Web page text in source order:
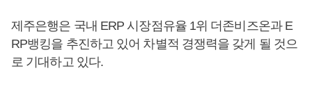
제주은행은 국내 ERP 시장점유율 1위 더존비즈온과 E
RP뱅킹을 추진하고 있어 차별적 경쟁력을 갖게 될 것으
로 기대하고 있다.